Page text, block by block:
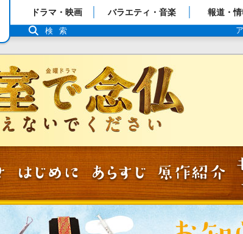
「TBSテレビ」トップページ
番組表
ドラマ・映画 バラエティ・音楽 報道・
検索